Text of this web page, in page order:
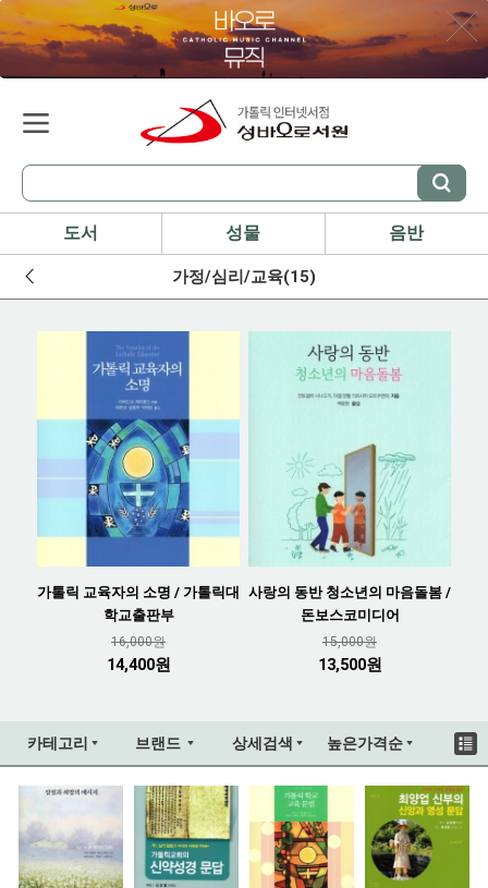
도서 성물 음반
가정/심리/교육(15)
가톨릭 교육자의 소명 / 가톨릭대
학교출판부
16,000원
14,400원
사랑의 동반 청소년의 마음돌봄 /
돈보스코미디어
15,000원
13,500원
카테고리 브랜드 상세검색 높은가격순